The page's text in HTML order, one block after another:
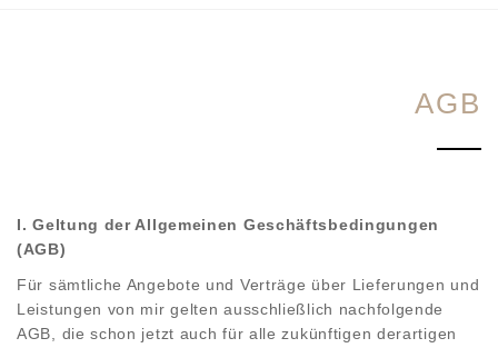
AGB
I. Geltung der Allgemeinen Geschäftsbedingungen
(AGB)
Für sämtliche Angebote und Verträge über Lieferungen und
Leistungen von mir gelten ausschließlich nachfolgende
AGB, die schon jetzt auch für alle zukünftigen derartigen